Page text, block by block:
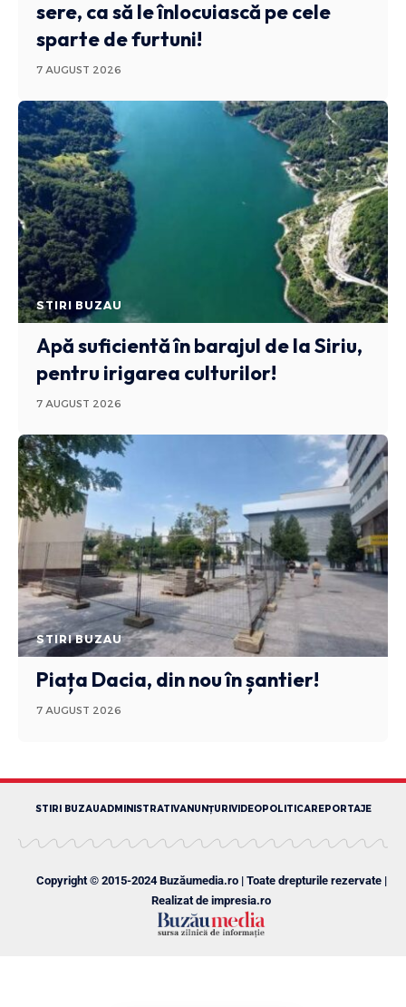
sere, ca să le înlocuiască pe cele
sparte de furtuni!
7 AUGUST 2026
STIRI BUZAU
Apă suficientă în barajul de la Siriu,
pentru irigarea culturilor!
7 AUGUST 2026
STIRI BUZAU
Piața Dacia, din nou în șantier!
7 AUGUST 2026
STIRI BUZAUADMINISTRATIVANUNȚURIVIDEOPOLITICAREPORTAJE
Copyright © 2015-2024 Buzăumedia.ro | Toate drepturile rezervate |
Realizat de impresia.ro